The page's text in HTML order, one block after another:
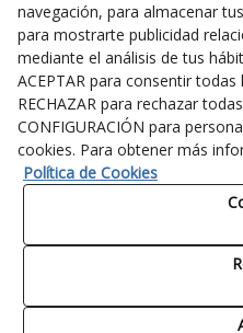
Este sitio web refleja solo la
hacerse de la
navegación, para almacenar
para mostrarte publicidad
mediante el análisis de tus
ACEPTAR para consentir
RECHAZAR para rechazar
CONFIGURACIÓN para
cookies. Para obtener más
Política de Cookies